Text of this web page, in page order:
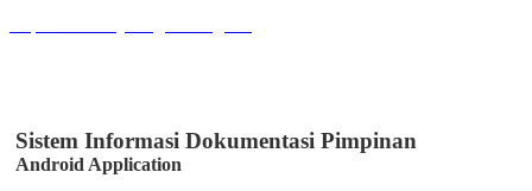
Sistem Informasi Dokumentasi Pimpinan
Android Application